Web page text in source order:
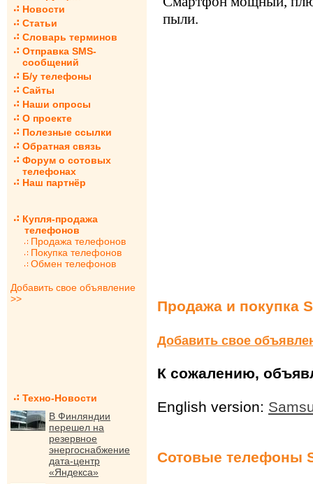
Новости
Статьи
Словарь терминов
Отправка SMS-
сообщений
Б/у телефоны
Сайты
Наши опросы
О проекте
Полезные ссылки
Обратная связь
Форум о сотовых
телефонах
Наш партнёр
Купля-продажа
телефонов
Продажа телефонов
Покупка телефонов
Обмен телефонов
Добавить свое объявление
>>
Техно-Новости
В Финляндии
перешел на
резервное
энергоснабжение
дата-центр
«Яндекса»
Продажа и покупка
Добавить свое
К сожалению,
English version:
Сотовые телефоны